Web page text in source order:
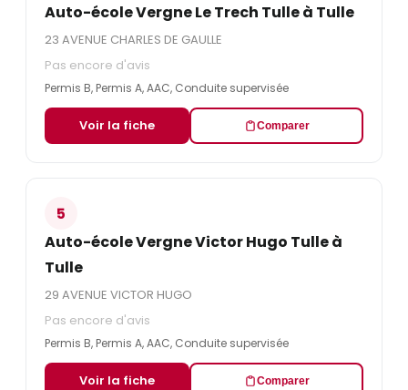
Auto-école Vergne Le Trech Tulle à Tulle
23 AVENUE CHARLES DE GAULLE
Pas encore d'avis
Permis B, Permis A, AAC, Conduite supervisée
Voir la fiche Comparer
5
Auto-école Vergne Victor Hugo Tulle à
Tulle
29 AVENUE VICTOR HUGO
Pas encore d'avis
Permis B, Permis A, AAC, Conduite supervisée
Voir la fiche Comparer